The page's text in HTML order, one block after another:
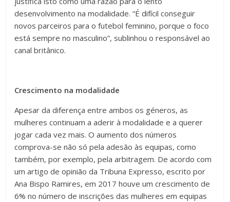
desenvolvimento na modalidade. “É difícil conseguir
novos parceiros para o futebol feminino, porque o foco
está sempre no masculino”, sublinhou o responsável ao
canal britânico.
Crescimento na modalidade
Apesar da diferença entre ambos os géneros, as
mulheres continuam a aderir à modalidade e a querer
jogar cada vez mais. O aumento dos números
comprova-se não só pela adesão às equipas, como
também, por exemplo, pela arbitragem. De acordo com
um artigo de opinião da Tribuna Expresso, escrito por
Ana Bispo Ramires, em 2017 houve um crescimento de
6% no número de inscrições das mulheres em equipas